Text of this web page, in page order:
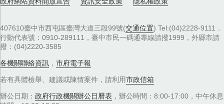
407610臺中市西屯區臺灣大道三段99號(交通位置) Tel:(04)2228-9111．
行動代表號：0910-289111，臺中市民一碼通專線請撥1999，外縣市請
撥：(04)2220-3585
各機關聯絡資訊 ， 市府電子報
若有具體檢舉、建議或陳情案件，請利用市政信箱
辦公日期： 政府行政機關辦公日曆表 ，辦公時間：8:00-17:00，中午休息